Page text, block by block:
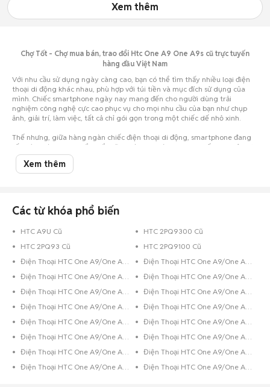
Xem thêm
Chợ Tốt - Chợ mua bán, trao đổi Htc One A9 One A9s cũ trực tuyến
hàng đầu Việt Nam
Với nhu cầu sử dụng ngày càng cao, bạn có thể tìm thấy nhiều loại điện
thoại di động khác nhau, phù hợp với túi tiền và mục đích sử dụng của
mình. Chiếc smartphone ngày nay mang đến cho người dùng trải
nghiệm công nghệ cực cao phục vụ cho mọi nhu cầu của bạn như chụp
ảnh, giải trí, làm việc, tất cả chỉ gói gọn trong một chiếc dế nhỏ xinh.
Thế nhưng, giữa hàng ngàn chiếc điện thoại di động, smartphone đang
rất thịnh hành, bạn chắc chắn sẽ vô cùng choáng ngợp, khiến cho việc lựa
chọn trở nên vô cùng khó khăn. Nhất là khi hầu bao eo hẹp thì việc cân
nhắc nên mua điện thoại cũ hay mới, mua của hãng điện thoại nào... lại
càng khó giải quyết.
Htc One A9 One A9s cũ với giá siêu tiết kiệm tại Bình Phước nhưng vẫn
đảm bảo chất lượng. Trường hợp bạn đang sở hữu chiếc điện thoại Htc cũ
đã qua sử dụng và muốn bán, hãy chụp hình lại và đăng tin rao bán ngay
trên Chợ Tốt.
Chúc các bạn có trải nghiệm mua bán
điện thoại cũtuyệt vời trên Chợ
Tốt.
Xem thêm
Các từ khóa phổ biến
HTC A9U Cũ
HTC 2PQ9300 Cũ
HTC 2PQ93 Cũ
HTC 2PQ9100 Cũ
Điện Thoại HTC One A9/One A9s Đen Bóng
Điện Thoại HTC One A9/One A9s 8GB Đen
Điện Thoại HTC One A9/One A9s 32GB Xanh Dương
Điện Thoại HTC One A9/One A9s 32GB Vàng Hồng
Điện Thoại HTC One A9/One A9s 32GB Vàng
Điện Thoại HTC One A9/One A9s 32GB Trắng
Điện Thoại HTC One A9/One A9s 32GB Hồng
Điện Thoại HTC One A9/One A9s 32GB Đen Bóng
Điện Thoại HTC One A9/One A9s 32GB Bạc
Điện Thoại HTC One A9/One A9s 16GB Xanh Dương
Điện Thoại HTC One A9/One A9s 16GB Xám
Điện Thoại HTC One A9/One A9s 16GB Vàng Hồng
Điện Thoại HTC One A9/One A9s 16GB Vàng
Điện Thoại HTC One A9/One A9s 16GB Trắng
Điện Thoại HTC One A9/One A9s 16GB Đen
Điện Thoại HTC One A9/One A9s 16GB Bạc